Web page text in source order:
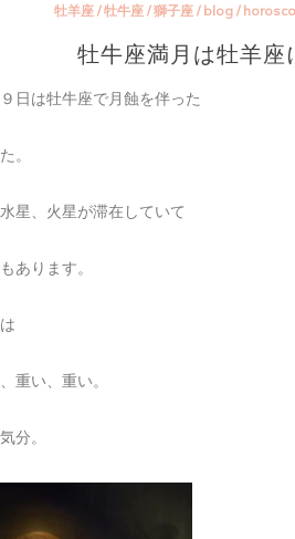
牡羊座/牡牛座/獅子座/ blog/
牡牛座満月は牡羊座
日は牡牛座で月蝕を伴った
。
星、火星が滞在していて
あります。
重い、重い。
分。